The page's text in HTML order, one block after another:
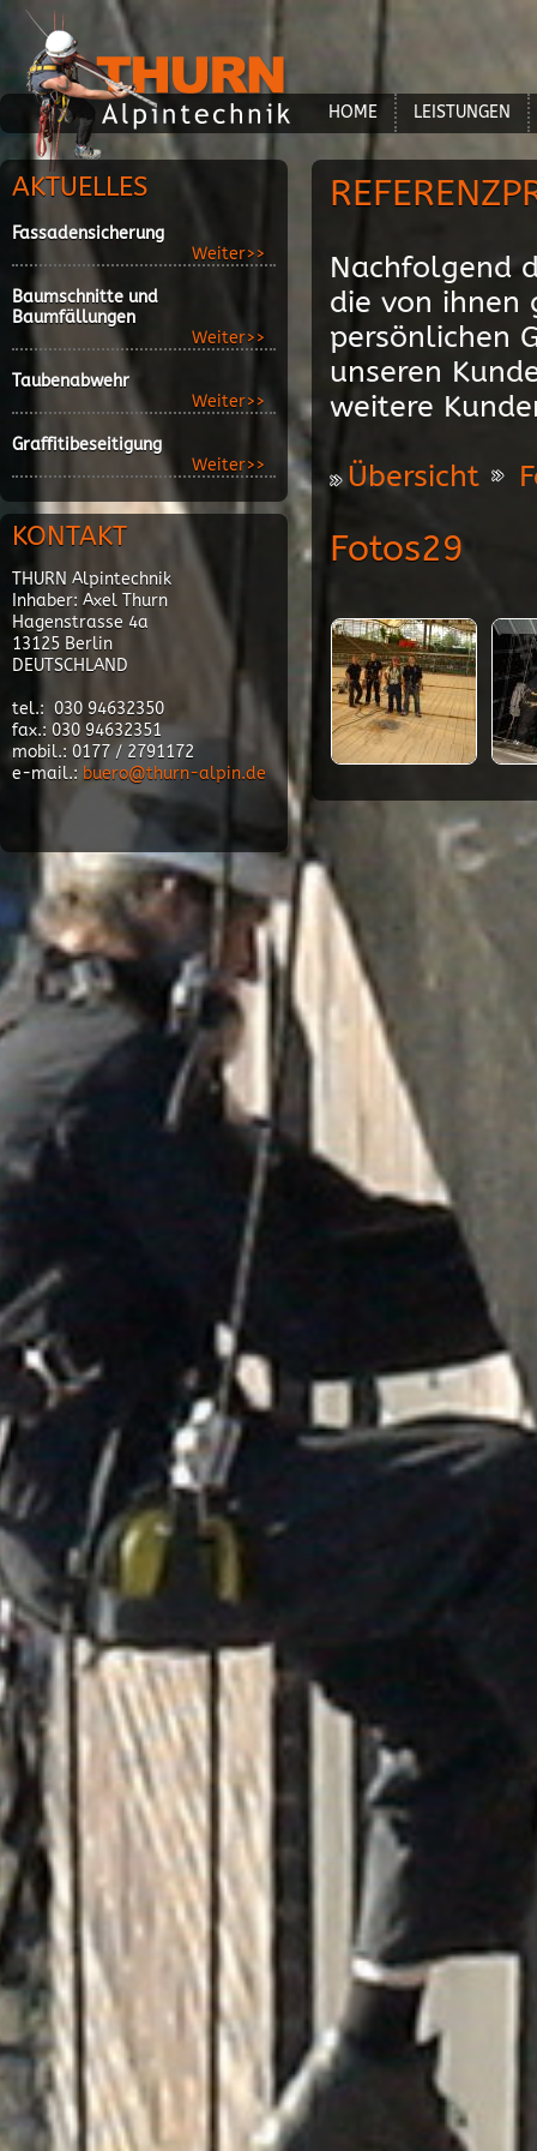
HOME LEISTUNGEN
Nachfolgend
die von ihnen
persönlichen
unseren
weitere
Übersicht
Fotos29
AKTUELLES
Fassadensicherung
Weiter>>
Baumschnitte und
Baumfällungen
Weiter>>
Taubenabwehr
Weiter>>
Graffitibeseitigung
Weiter>>
KONTAKT
THURN Alpintechnik
Inhaber: Axel Thurn
Hagenstrasse 4a
13125 Berlin
DEUTSCHLAND
tel.: 030 94632350
fax.: 030 94632351
mobil.: 0177 / 2791172
e-mail.: buero@thurn-alpin.de